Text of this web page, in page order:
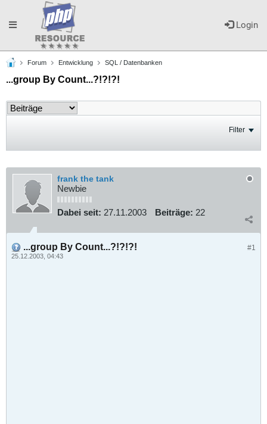
Login
Toggle
navigation
Forum Entwicklung SQL / Datenbanken
...group By Count...?!?!?!
Filter
frank the tank
Newbie
Dabei seit: 27.11.2003 Beiträge: 22
#1
...group By Count...?!?!?!
25.12.2003, 04:43